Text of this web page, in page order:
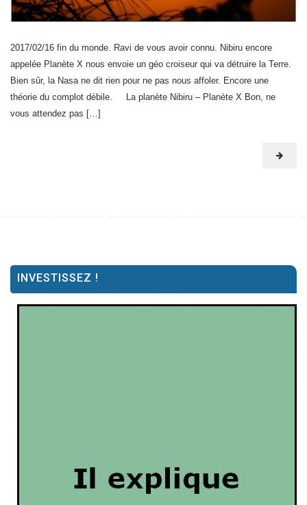
2017/02/16 fin du monde. Ravi de vous avoir connu. Nibiru encore
appelée Planète X nous envoie un géo croiseur qui va détruire la Terre.
Bien sûr, la Nasa ne dit rien pour ne pas nous affoler. Encore une
théorie du complot débile. La planète Nibiru – Planète X Bon, ne
vous attendez pas […]
INVESTISSEZ !